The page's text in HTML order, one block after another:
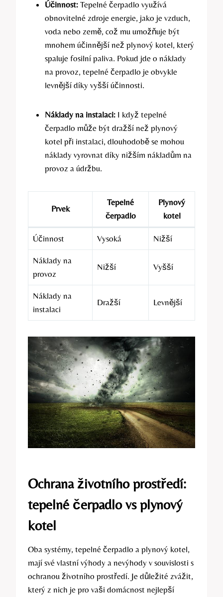
Účinnost: Tepelné čerpadlo využívá
obnovitelné zdroje energie, jako je vzduch,
voda nebo země, což mu umožňuje být
mnohem účinnější než plynový kotel, který
spaluje fosilní paliva. Pokud jde o náklady
na provoz, tepelné čerpadlo je obvykle
levnější díky vyšší účinnosti.
Náklady na instalaci: I když tepelné
čerpadlo může být dražší než plynový
kotel při instalaci, dlouhodobě se mohou
náklady vyrovnat díky nižším nákladům na
provoz a údržbu.
Prvek
Tepelné
čerpadlo
Plynový
kotel
Účinnost Vysoká Nižší
Náklady na
provoz
Nižší Vyšší
Náklady na
instalaci
Dražší Levnější
Ochrana životního prostředí:
tepelné čerpadlo vs plynový
kotel
Oba systémy, tepelné čerpadlo a plynový kotel,
mají své vlastní výhody a nevýhody v souvislosti s
ochranou životního prostředí. Je důležité zvážit,
který z nich je pro vaši domácnost nejlepší